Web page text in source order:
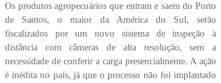
Os produtos agropecuários que entram e saem do Porto
de Santos, o maior da América do Sul, serão
fiscalizados por um novo sistema de inspeção à
distância com câmeras de alta resolução, sem a
necessidade de conferir a carga presencialmente. A ação
é inédita no país, já que o processo não foi implantado